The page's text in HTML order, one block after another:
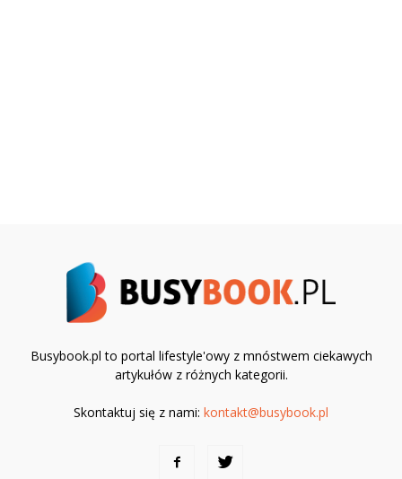
Busybook.pl to portal lifestyle'owy z mnóstwem ciekawych
artykułów z różnych kategorii.
Skontaktuj się z nami: kontakt@busybook.pl